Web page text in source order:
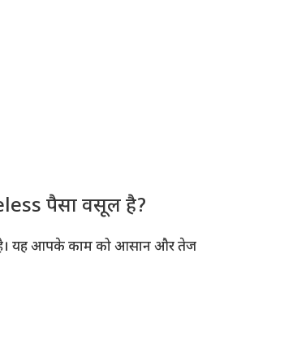
पैसा वसूल है?
है। यह आपके काम को आसान और तेज